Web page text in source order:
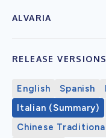
ALVARIA
RELEASE VERSIONS
English Spanish
Italian (Summary)
Chinese